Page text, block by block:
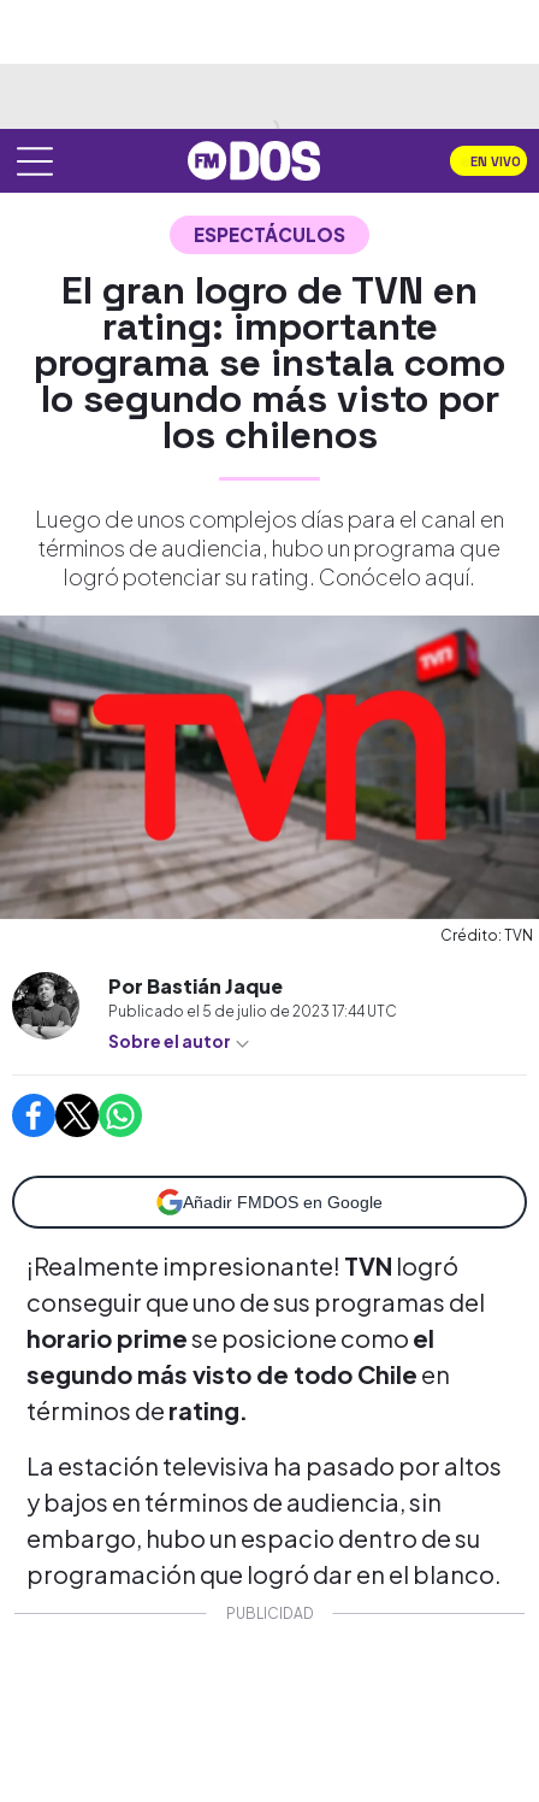
EN VIVO
ESPECTÁCULOS
El gran logro de TVN en
rating: importante
programa se instala como
lo segundo más visto por
los chilenos
Luego de unos complejos días para el canal en
términos de audiencia, hubo un programa que
logró potenciar su rating. Conócelo aquí.
Crédito: TVN
Por Bastián Jaque
Publicado el 5 de julio de 2023 17:44 UTC
Sobre el autor
Añadir FMDOS en Google
¡Realmente impresionante! TVN logró
conseguir que uno de sus programas del
horario primese posicione como el
segundo más visto de todo Chile en
términos de rating.
La estación televisiva ha pasado por altos
y bajos en términos de audiencia, sin
embargo, hubo un espacio dentro de su
programación que logró dar en el blanco.